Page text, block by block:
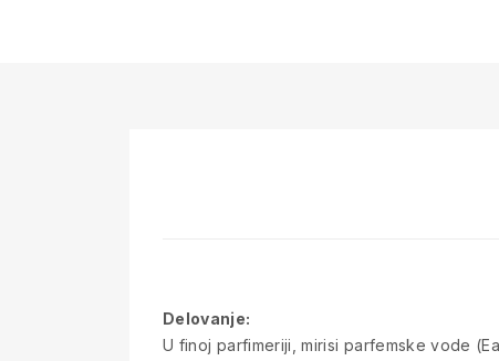
Delovanje:
U finoj parfimeriji, mirisi parfemske vode